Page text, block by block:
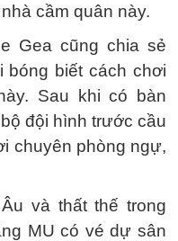
cầm quân này.
Gea cũng chia sẻ
bóng biết cách chơi
Sau khi có bàn
đội hình trước cầu
chuyên phòng ngự,
và thất thế trong
MU có vé dự sân